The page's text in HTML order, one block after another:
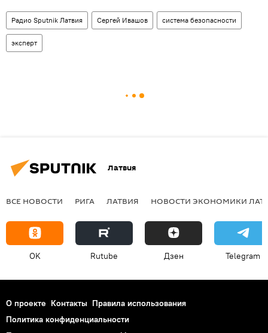
Радио Sputnik Латвия Сергей Ивашов система безопасности
эксперт
Латвия
ВСЕ НОВОСТИ РИГА ЛАТВИЯ НОВОСТИ ЭКОНОМИКИ
OK Rutube Дзен Telegram
О проекте Контакты Правила использования
Политика конфиденциальности